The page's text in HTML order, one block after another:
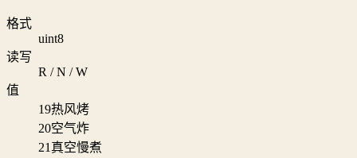
格式
uint8
读写
R / N / W
值
19热风烤
20空气炸
21 真空慢煮